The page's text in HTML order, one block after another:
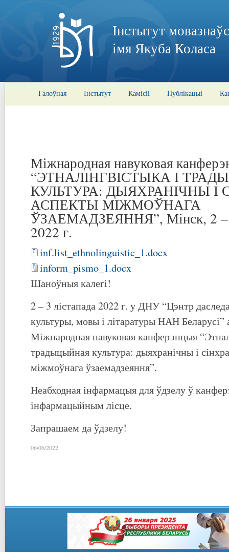
Інстытут
імя Якуба Коласа
Галоўная Інстытут Камісіі Публікацыі
Міжнародная навуковая
“ЭТНАЛІНГВІСТЫКА І
КУЛЬТУРА: ДЫЯХРАНІЧНЫ І
АСПЕКТЫ МІЖМОЎНАГА
ЎЗАЕМАДЗЕЯННЯ”, Мінск, 2 –
2022 г.
inf.list_ethnolinguistic_1.docx
inform_pismo_1.docx
Шаноўныя калегі!
2 – 3 лістапада 2022 г. у ДНУ “Цэнтр
культуры, мовы і літаратуры НАН Беларусі”
Міжнародная навуковая канферэнцыя
традыцыйная культура: дыяхранічны і
міжмоўнага ўзаемадзеяння”.
Неабходная інфармацыя для ўдзелу ў
інфармацыйным лісце.
Запрашаем да ўдзелу!
06/06/2022